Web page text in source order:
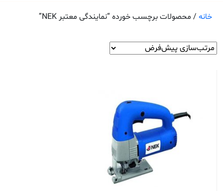
خانه / محصولات برچسب خورده “نمایندگی معتبر NEK”